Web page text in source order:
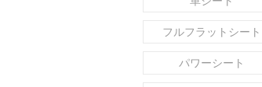
フルフラットシート
パワーシート